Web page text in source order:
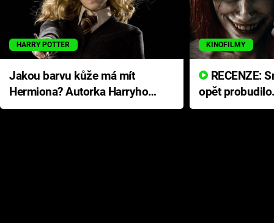
HARRY POTTER
Jakou barvu kůže má mít
Hermiona? Autorka Harryho
Pottera přišla s ráznou
KINOFILMY
opět
přichází s